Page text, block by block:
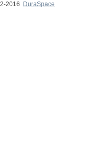
2016 DuraSpace